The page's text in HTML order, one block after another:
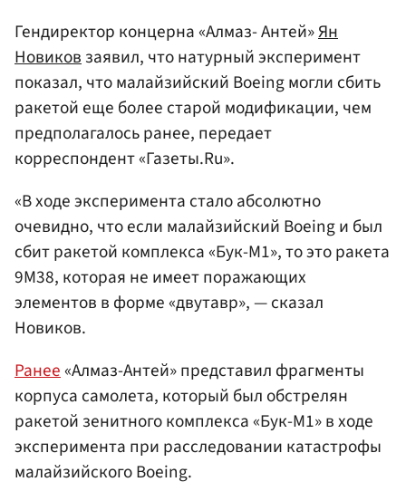
Гендиректор концерна «Алмаз- Антей»Ян
Новиковзаявил, что натурный эксперимент
показал, что малайзийский Boeing могли сбить
ракетой еще более старой модификации, чем
предполагалось ранее, передает
корреспондент «Газеты.Ru».
«В ходе эксперимента стало абсолютно
очевидно, что если малайзийский Boeing и был
сбит ракетой комплекса «Бук-М1», то это ракета
9М38, которая не имеет поражающих
элементов в форме «двутавр», — сказал
Новиков.
Ранее«Алмаз-Антей» представил фрагменты
корпуса самолета, который был обстрелян
ракетой зенитного комплекса «Бук-М1» в ходе
эксперимента при расследовании катастрофы
малайзийского Boeing.